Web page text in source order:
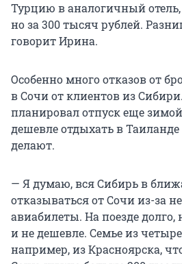
Турцию в аналогичный отель,
но за 300 тысяч рублей.
говорит Ирина.
Особенно много отказов от
в Сочи от клиентов из
планировал отпуск еще
дешевле отдыхать в
делают.
— Я думаю, вся Сибирь в
отказываться от Сочи из-за
авиабилеты. На поезде
и не дешевле. Семье из
например, из Красноярска,